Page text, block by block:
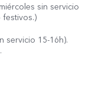
sin servicio
festivos.)
servicio 15-16h).